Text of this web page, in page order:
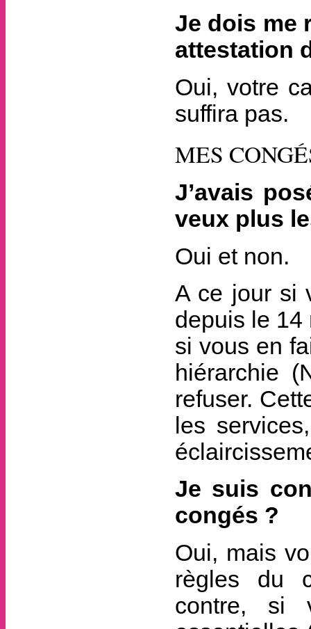
Je dois me
attestation
Oui, votre
suffira pas.
MES
J’avais
veux plus
Oui et non.
A ce jour si
depuis le 14
si vous en
hiérarchie
refuser.
les
Je suis
congés ?
Oui, mais
règles du
contre, si